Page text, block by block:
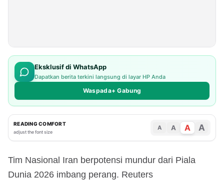
Eksklusif di WhatsApp
Dapatkan berita terkini langsung di layar HP Anda
Waspada+ Gabung
READING COMFORT
adjust the font size
A A A A
Tim Nasional Iran berpotensi mundur dari Piala
Dunia 2026 imbang perang. Reuters